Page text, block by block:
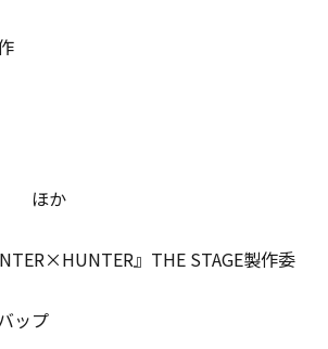
ほか
』THE STAGE製作委
ップ